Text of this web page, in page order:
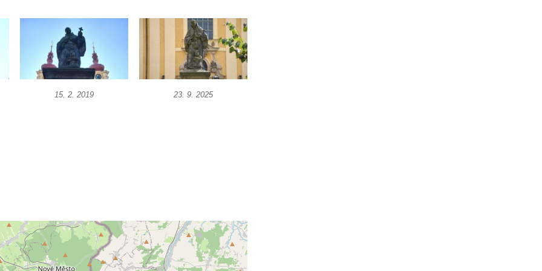
15. 2. 2019 23. 9. 2025